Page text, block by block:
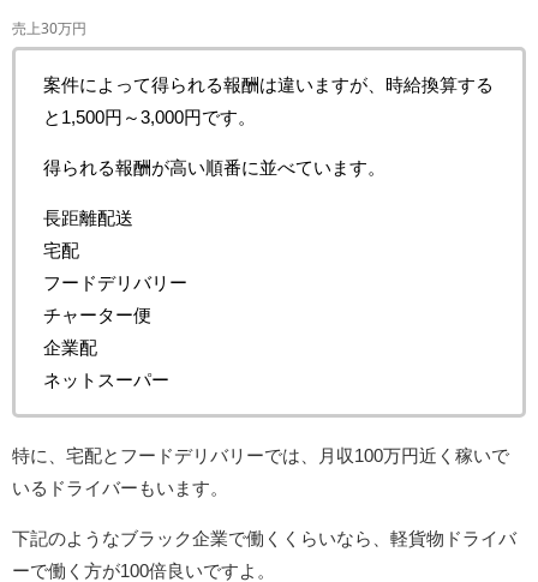
売上30万円
案件によって得られる報酬は違いますが、時給換算する
と1,500円～3,000円です。
得られる報酬が高い順番に並べています。
長距離配送
宅配
フードデリバリー
チャーター便
企業配
ネットスーパー
特に、宅配とフードデリバリーでは、月収100万円近く稼いで
いるドライバーもいます。
下記のようなブラック企業で働くくらいなら、軽貨物ドライバ
ーで働く方が100倍良いですよ。